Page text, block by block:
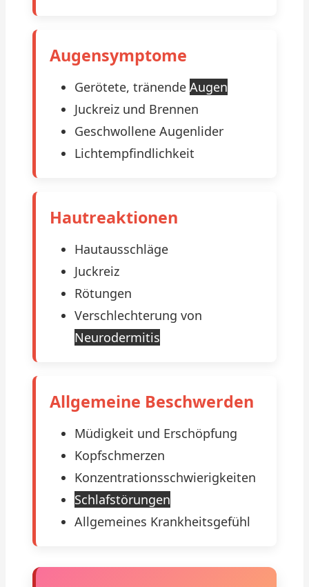
Augensymptome
Gerötete, tränende Augen
Juckreiz und Brennen
Geschwollene Augenlider
Lichtempfindlichkeit
Hautreaktionen
Hautausschläge
Juckreiz
Rötungen
Verschlechterung von
Neurodermitis
Allgemeine Beschwerden
Müdigkeit und Erschöpfung
Kopfschmerzen
Konzentrationsschwierigkeiten
Schlafstörungen
Allgemeines Krankheitsgefühl